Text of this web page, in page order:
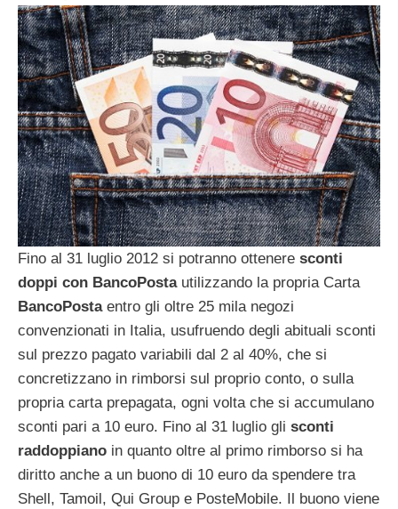
Fino al 31 luglio 2012 si potranno ottenere sconti
doppi con BancoPostautilizzando la propria Carta
BancoPostaentro gli oltre 25 mila negozi
convenzionati in Italia, usufruendo degli abituali sconti
sul prezzo pagato variabili dal 2 al 40%, che si
concretizzano in rimborsi sul proprio conto, o sulla
propria carta prepagata, ogni volta che si accumulano
sconti pari a 10 euro. Fino al 31 luglio gli sconti
raddoppiano in quanto oltre al primo rimborso si ha
diritto anche a un buono di 10 euro da spendere tra
Shell, Tamoil, Qui Group e PosteMobile. Il buono viene